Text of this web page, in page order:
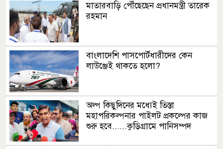
মাতারবাড়ি পৌঁছেছেন প্রধানমন্ত্রী তারেক
রহমান
বাংলাদেশি পাসপোর্টধারীদের কেন
লাউঞ্জেই থাকতে হলো?
অল্প কিছুদিনের মধ্যেই তিস্তা
মহাপরিকল্পনার পাইলট প্রকল্পের কাজ
শুরু হবে......কুড়িগ্রামে পানিসম্পদ